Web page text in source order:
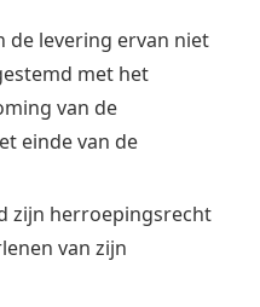
de levering ervan niet
met het
van de
einde van de
zijn herroepingsrecht
van zijn